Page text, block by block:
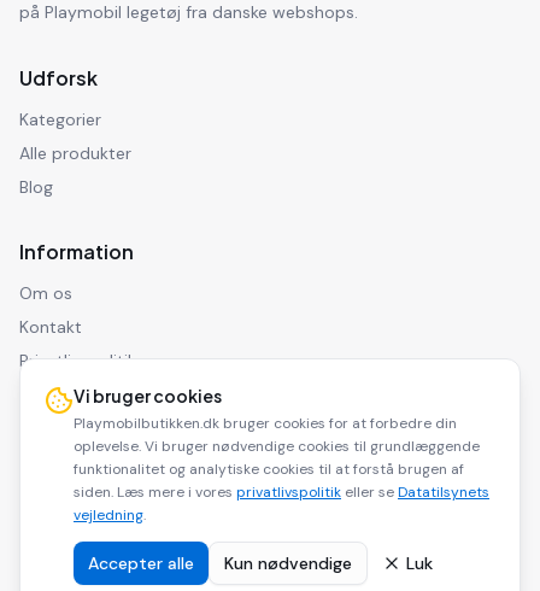
på Playmobil legetøj fra danske webshops.
Udforsk
Kategorier
Alle produkter
Blog
Information
Om os
Kontakt
Privatlivspolitik
Ansvarsfraskrivelse
Playmobilbutikken.dk. Alle rettigheder forbeholdes.
Playmobilbutikken.dk er en affiliate side og modtager kommission for
køb via vores links.
Dele af indholdet på dette website er udarbejdet med
Vi bruger cookies
Playmobilbutikken.dk bruger cookies for at forbedre din
oplevelse. Vi bruger nødvendige cookies til grundlæggende
funktionalitet og analytiske cookies til at forstå brugen af
siden. Læs mere i vores privatlivspolitik eller seDatatilsynets
vejledning.
Accepter alle Kun nødvendige Luk